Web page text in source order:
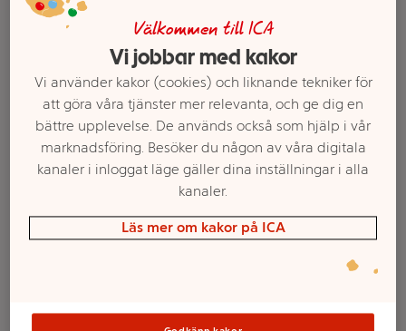
Kycklingfilé Färsk
Välj butik och handla
Sortimentet kan variera mellan butikerna
Välkommen till ICA
Vi jobbar med kakor
Vi använder kakor (cookies) och liknande tekniker för
att göra våra tjänster mer relevanta, och ge dig en
bättre upplevelse. De används också som hjälp i vår
marknadsföring. Besöker du någon av våra digitala
kanaler i inloggat läge gäller dina inställningar i alla
kanaler.
Läs mer om kakor på ICA